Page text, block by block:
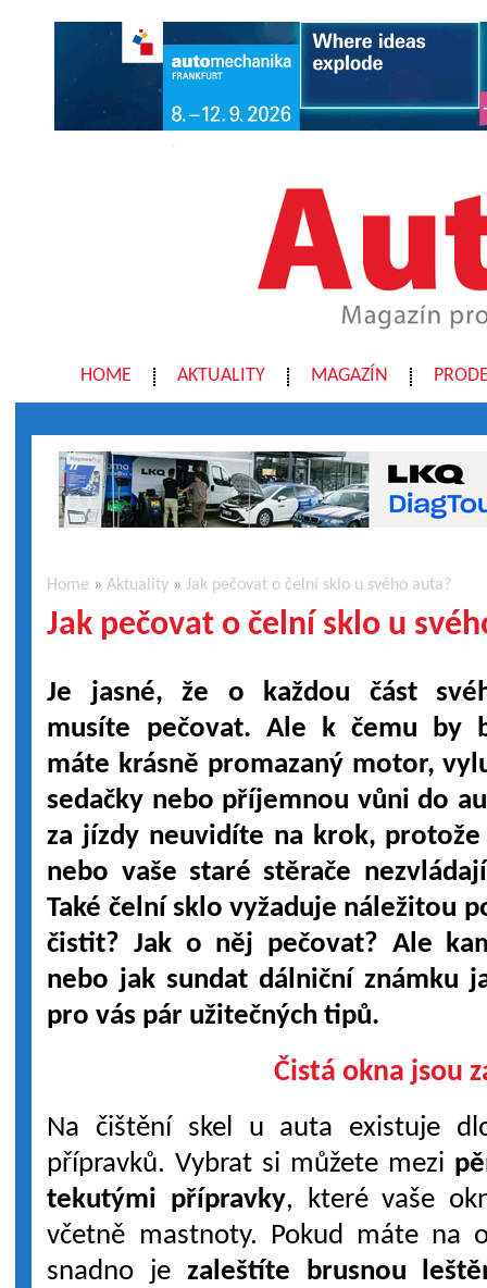
HOME AKTUALITY MAGAZÍN
Home »Aktuality »Jak pečovat o čelní sklo u svého auta?
Jak pečovat o čelní sklo u
Je jasné, že o každou část
musíte pečovat. Ale k čemu by
máte krásně promazaný motor,
sedačky nebo příjemnou vůni do
za jízdy neuvidíte na krok,
nebo vaše staré stěrače
Také čelní sklo vyžaduje náležitou
čistit? Jak o něj pečovat? Ale
nebo jak sundat dálniční známku
pro vás pár užitečných tipů.
Čistá okna jsou
Na čištění skel u auta existuje
přípravků. Vybrat si můžete mezi
tekutými přípravky, které vaše
včetně mastnoty. Pokud máte na
snadno je zaleštíte brusnou